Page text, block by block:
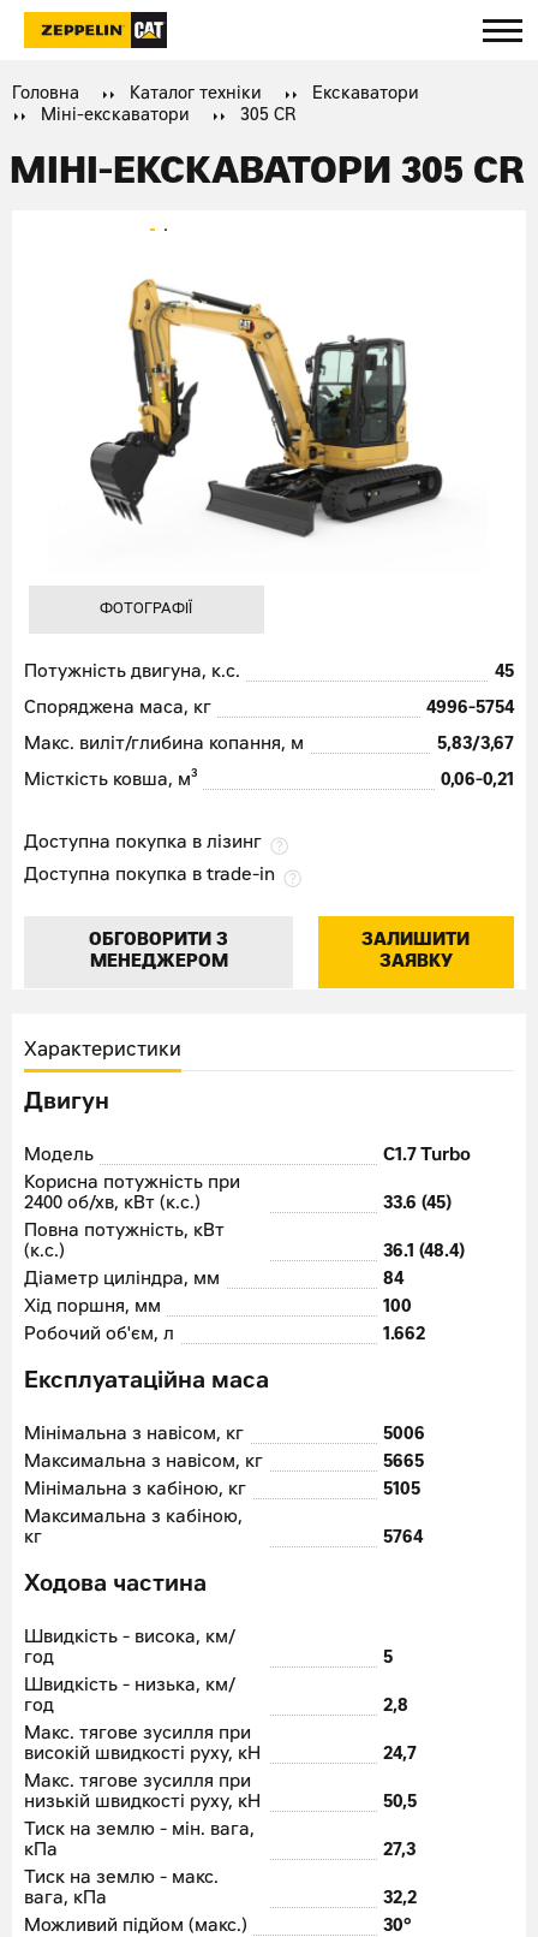
Головна Каталог техніки
Екскаватори
Міні-екскаватори
305 CR
МІНІ-ЕКСКАВАТОРИ 305 CR
ФОТОГРАФІЇ
Потужність двигуна, к.с.
45
Споряджена маса, кг
4996-5754
Макс. виліт/глибина копання, м
5,83/3,67
Місткість ковша, м³
0,06-0,21
Доступна покупка в лізинг
Доступна покупка в trade-in
ОБГОВОРИТИ З
МЕНЕДЖЕРОМ
ЗАЛИШИТИ
ЗАЯВКУ
Характеристики
Двигун
Модель
C1.7 Turbo
Корисна потужність при
2400 об/хв, кВт (к.с.)
33.6 (45)
Повна потужність, кВт
(к.с.)
36.1 (48.4)
Діаметр циліндра, мм
84
Хід поршня, мм
100
Робочий об'єм, л
1.662
Експлуатаційна маса
Мінімальна з навісом, кг
5006
Максимальна з навісом, кг
5665
Мінімальна з кабіною, кг
5105
Максимальна з кабіною,
кг
5764
Ходова частина
Швидкість - висока, км/
год
5
Швидкість - низька, км/
год
2,8
Макс. тягове зусилля при
високій швидкості руху, кН
24,7
Макс. тягове зусилля при
низькій швидкості руху, кН
50,5
Тиск на землю - мін. вага,
кПа
27,3
Тиск на землю - макс.
вага, кПа
32,2
Можливий підйом (макс.)
30°